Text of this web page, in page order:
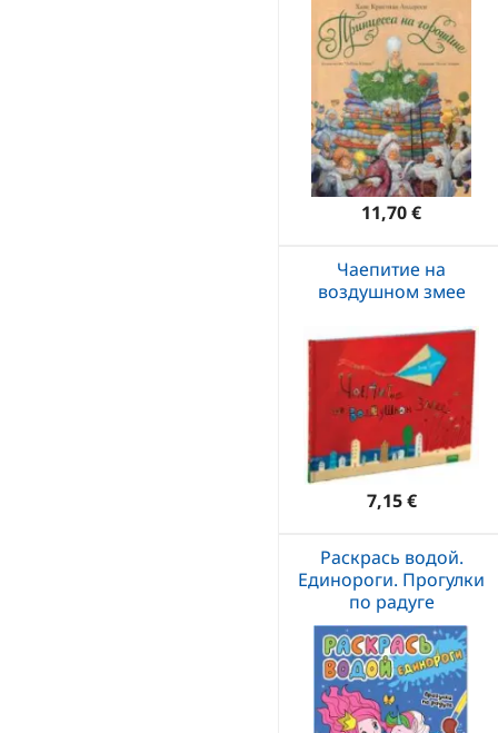
11,70 €
Чаепитие на
воздушном змее
7,15 €
Раскрась водой.
Единороги. Прогулки
по радуге